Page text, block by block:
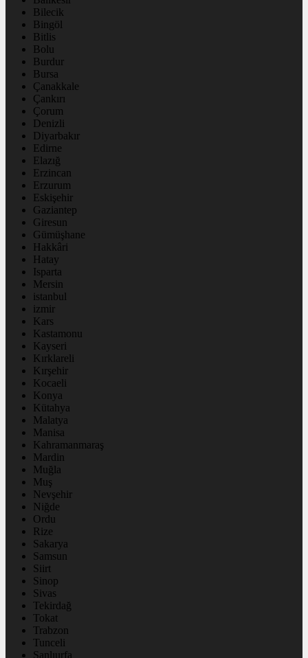
Bilecik
Bingöl
Bitlis
Bolu
Burdur
Bursa
Çanakkale
Çankırı
Çorum
Denizli
Diyarbakır
Edirne
Elazığ
Erzincan
Erzurum
Eskişehir
Gaziantep
Giresun
Gümüşhane
Hakkâri
Hatay
Isparta
Mersin
istanbul
izmir
Kars
Kastamonu
Kayseri
Kırklareli
Kırşehir
Kocaeli
Konya
Kütahya
Malatya
Manisa
Kahramanmaraş
Mardin
Muğla
Muş
Nevşehir
Niğde
Ordu
Rize
Sakarya
Samsun
Siirt
Sinop
Sivas
Tekirdağ
Tokat
Trabzon
Tunceli
Şanlıurfa